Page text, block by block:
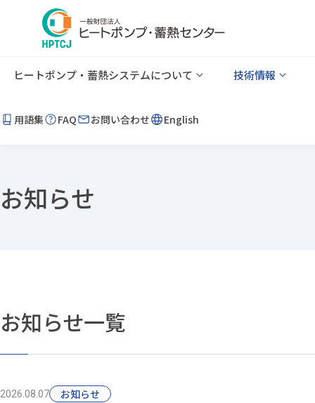
ヒートポンプ・蓄熱システムについて 技術情報
用語集 FAQ お問い合わせ English
お知らせ
お知らせ一覧
2026.08.07 お知らせ